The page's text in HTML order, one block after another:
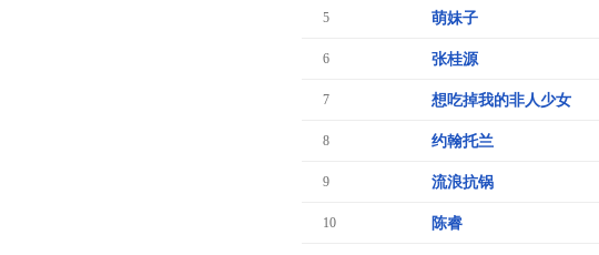
5 萌妹子
6 张桂源
7 想吃掉我的非人少女
8 约翰托兰
9 流浪抗锅
10 陈睿